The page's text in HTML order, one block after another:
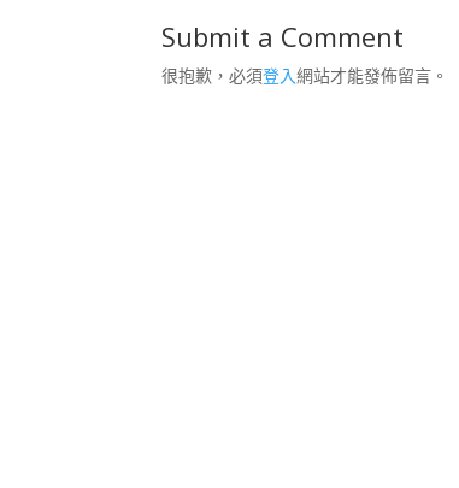
Submit a Comment
很抱歉，必須登入網站才能發佈留言。